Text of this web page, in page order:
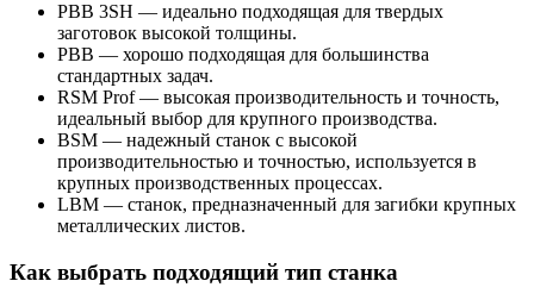
PBB 3SH — идеально подходящая для твердых
заготовок высокой толщины.
PBB — хорошо подходящая для большинства
стандартных задач.
RSM Prof — высокая производительность и точность,
идеальный выбор для крупного производства.
BSM — надежный станок с высокой
производительностью и точностью, используется в
крупных производственных процессах.
LBM — станок, предназначенный для загибки крупных
металлических листов.
Как выбрать подходящий тип станка